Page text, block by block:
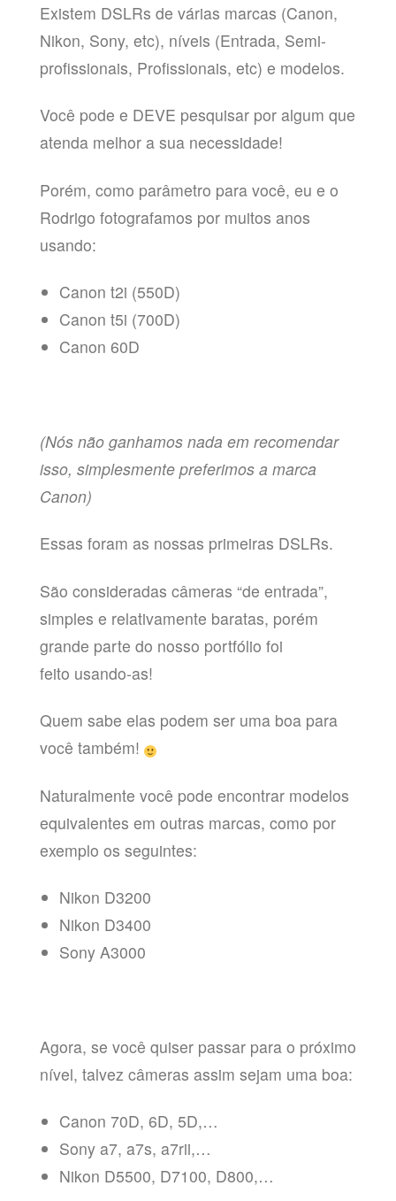
Existem DSLRs de várias marcas (Canon,
Nikon, Sony, etc), níveis (Entrada, Semi-
profissionais, Profissionais, etc) e modelos.
Você pode e DEVE pesquisar por algum que
atenda melhor a sua necessidade!
Porém, como parâmetro para você, eu e o
Rodrigo fotografamos por muitos anos
usando:
Canon t2i (550D)
Canon t5i (700D)
Canon 60D
(Nós não ganhamos nada em recomendar
isso, simplesmente preferimos a marca
Canon)
Essas foram as nossas primeiras DSLRs.
São consideradas câmeras “de entrada”,
simples e relativamente baratas, porém
grande parte do nosso portfólio foi
feito usando-as!
Quem sabe elas podem ser uma boa para
você também!
Naturalmente você pode encontrar modelos
equivalentes em outras marcas, como por
exemplo os seguintes:
Nikon D3200
Nikon D3400
Sony A3000
Agora, se você quiser passar para o próximo
nível, talvez câmeras assim sejam uma boa:
Canon 70D, 6D, 5D,…
Sony a7, a7s, a7rii,…
Nikon D5500, D7100, D800,…